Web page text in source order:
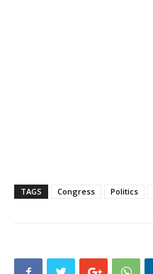
TAGS Congress Politics